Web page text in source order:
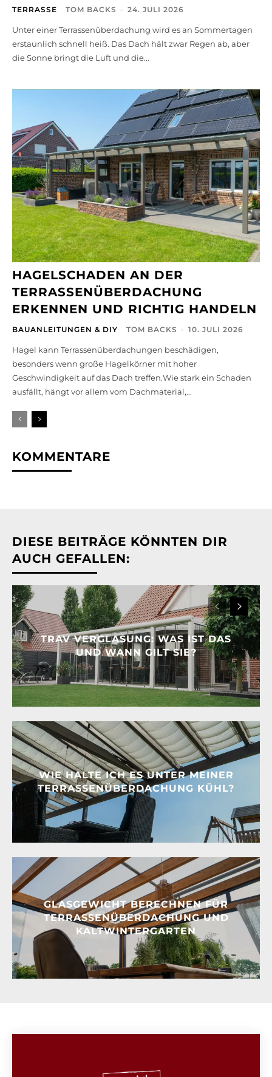
TERRASSE TOM BACKS - 24. JULI 2026
Unter einer Terrassenüberdachung wird es an Sommertagen
erstaunlich schnell heiß. Das Dach hält zwar Regen ab, aber
die Sonne bringt die Luft und die...
HAGELSCHADEN AN DER
TERRASSENÜBERDACHUNG
ERKENNEN UND RICHTIG HANDELN
BAUANLEITUNGEN & DIY TOM BACKS - 10. JULI 2026
Hagel kann Terrassenüberdachungen beschädigen,
besonders wenn große Hagelkörner mit hoher
Geschwindigkeit auf das Dach treffen.Wie stark ein Schaden
ausfällt, hängt vor allem vom Dachmaterial,...
KOMMENTARE
DIESE BEITRÄGE KÖNNTEN DIR
AUCH GEFALLEN:
TRAV VERGLASUNG: WAS IST DAS
UND WANN GILT SIE?
WIE HALTE ICH ES UNTER MEINER
TERRASSENÜBERDACHUNG KÜHL?
GLASGEWICHT BERECHNEN FÜR
TERRASSENÜBERDACHUNG UND
KALTWINTERGARTEN